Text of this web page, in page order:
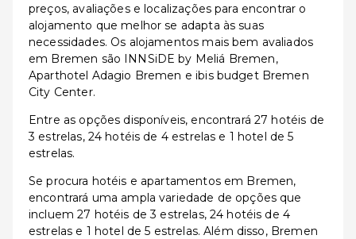
preços, avaliações e localizações para encontrar o
alojamento que melhor se adapta às suas
necessidades. Os alojamentos mais bem avaliados
em Bremen são INNSiDE by Meliá Bremen,
Aparthotel Adagio Bremen e ibis budget Bremen
City Center.
Entre as opções disponíveis, encontrará 27 hotéis de
3 estrelas, 24 hotéis de 4 estrelas e 1 hotel de 5
estrelas.
Se procura hotéis e apartamentos em Bremen,
encontrará uma ampla variedade de opções que
incluem 27 hotéis de 3 estrelas, 24 hotéis de 4
estrelas e 1 hotel de 5 estrelas. Além disso, Bremen